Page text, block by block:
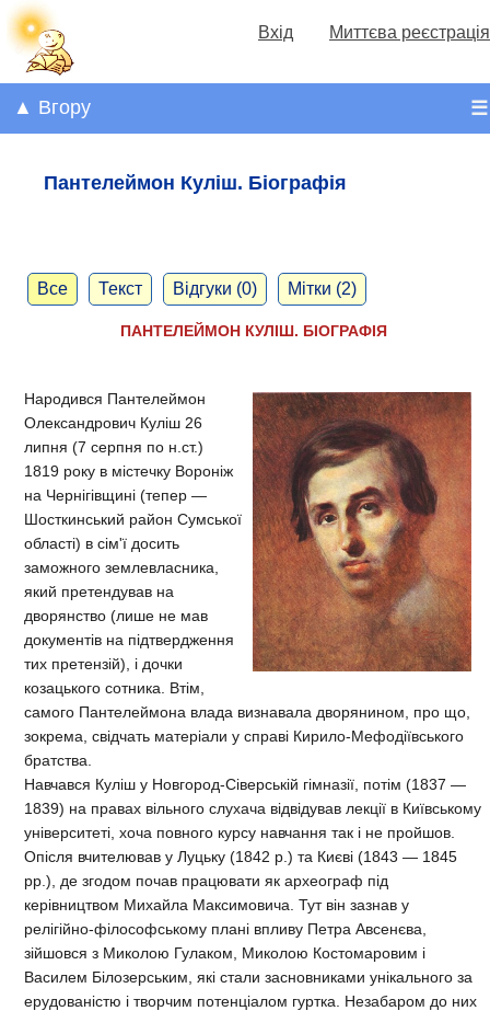
Вхід Миттєва реєстрація
☰
▲ Вгору
Пантелеймон Куліш. Біографія
Все Текст Відгуки (0) Мітки (2)
ПАНТЕЛЕЙМОН КУЛІШ. БІОГРАФІЯ
Народився Пантелеймон
Олександрович Куліш 26
липня (7 серпня по н.ст.)
1819 року в містечку Вороніж
на Чернігівщині (тепер —
Шосткинський район Сумської
області) в сім'ї досить
заможного землевласника,
який претендував на
дворянство (лише не мав
документів на підтвердження
тих претензій), і дочки
козацького сотника. Втім,
самого Пантелеймона влада визнавала дворянином, про що,
зокрема, свідчать матеріали у справі Кирило-Мефодіївського
братства.
Навчався Куліш у Новгород-Сіверській гімназії, потім (1837 —
1839) на правах вільного слухача відвідував лекції в Київському
університеті, хоча повного курсу навчання так і не пройшов.
Опісля вчителював у Луцьку (1842 р.) та Києві (1843 — 1845
рр.), де згодом почав працювати як археограф під
керівництвом Михайла Максимовича. Тут він зазнав у
релігійно-філософському плані впливу Петра Авсенєва,
зійшовся з Миколою Гулаком, Миколою Костомаровим і
Василем Білозерським, які стали засновниками унікального за
ерудованістю і творчим потенціалом гуртка. Незабаром до них